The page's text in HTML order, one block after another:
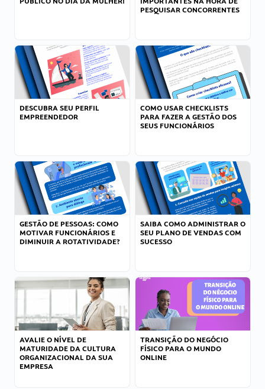
PESQUISAR CONCORRENTES
DESCUBRA SEU PERFIL
EMPREENDEDOR
COMO USAR CHECKLISTS
PARA FAZER A GESTÃO DOS
SEUS FUNCIONÁRIOS
GESTÃO DE PESSOAS: COMO
MOTIVAR FUNCIONÁRIOS E
DIMINUIR A ROTATIVIDADE?
SAIBA COMO ADMINISTRAR O
SEU PLANO DE VENDAS COM
SUCESSO
AVALIE O NÍVEL DE
MATURIDADE DA CULTURA
ORGANIZACIONAL DA SUA
EMPRESA
TRANSIÇÃO DO NEGÓCIO
FÍSICO PARA O MUNDO
ONLINE